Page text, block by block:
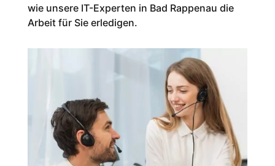
wie unsere IT-Experten in Bad Rappenau die
Arbeit für Sie erledigen.